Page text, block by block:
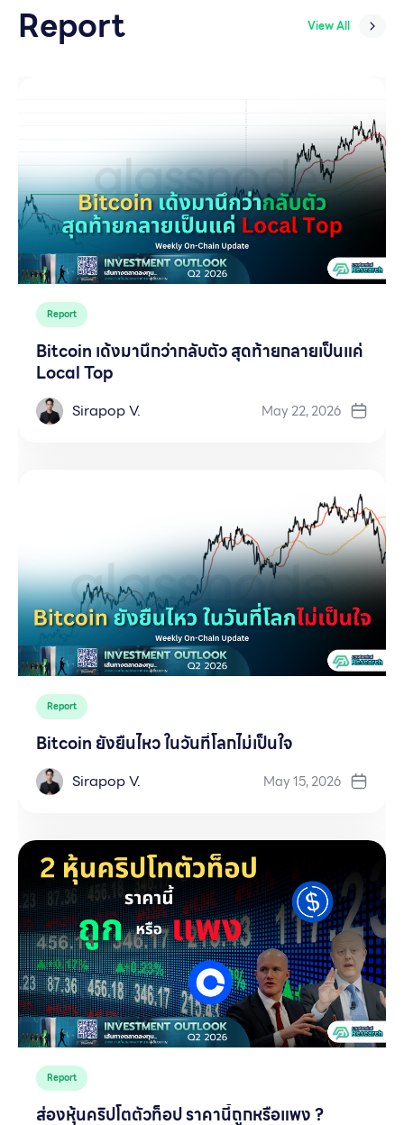
Report View All
Report
Bitcoin เด้งมานึกว่ากลับตัว สุดท้ายกลายเป็นแค่
Local Top
Sirapop V. May 22, 2026
Report
Bitcoin ยังยืนไหว ในวันที่โลกไม่เป็นใจ
Sirapop V. May 15, 2026
Report
ส่องหุ้นคริปโตตัวท็อป ราคานี้ถูกหรือแพง ?